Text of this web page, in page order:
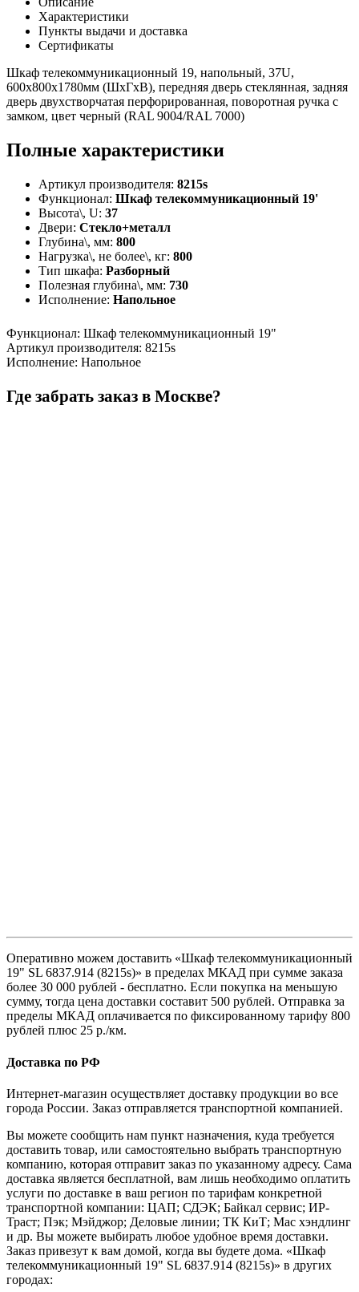
Характеристики
Пункты выдачи и доставка
Сертификаты
Шкаф телекоммуникационный 19, напольный, 37U,
600x800x1780мм (ШхГхВ), передняя дверь стеклянная, задняя
дверь двухстворчатая перфорированная, поворотная ручка с
замком, цвет черный (RAL 9004/RAL 7000)
Полные характеристики
Артикул производителя: 8215s
Функционал: Шкаф телекоммуникационный 19'
Высота\, U: 37
Двери: Стекло+металл
Глубина\, мм: 800
Нагрузка\, не более\, кг: 800
Тип шкафа: Разборный
Полезная глубина\, мм: 730
Исполнение: Напольное
Функционал: Шкаф телекоммуникационный 19"
Артикул производителя: 8215s
Исполнение: Напольное
Где забрать заказ в Москве?
Оперативно можем доставить «Шкаф телекоммуникационный
19" SL 6837.914 (8215s)» в пределах МКАД при сумме заказа
более 30 000 рублей - бесплатно. Если покупка на меньшую
сумму, тогда цена доставки составит 500 рублей. Отправка за
пределы МКАД оплачивается по фиксированному тарифу 800
рублей плюс 25 р./км.
Доставка по РФ
Интернет-магазин осуществляет доставку продукции во все
города России. Заказ отправляется транспортной компанией.
Вы можете сообщить нам пункт назначения, куда требуется
доставить товар, или самостоятельно выбрать транспортную
компанию, которая отправит заказ по указанному адресу. Сама
доставка является бесплатной, вам лишь необходимо оплатить
услуги по доставке в ваш регион по тарифам конкретной
транспортной компании: ЦАП; СДЭК; Байкал сервис; ИР-
Траст; Пэк; Мэйджор; Деловые линии; ТК КиТ; Мас хэндлинг
и др. Вы можете выбирать любое удобное время доставки.
Заказ привезут к вам домой, когда вы будете дома. «Шкаф
телекоммуникационный 19" SL 6837.914 (8215s)» в других
городах: